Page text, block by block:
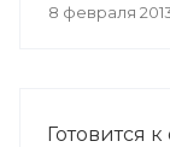
8 февраля
Готовится